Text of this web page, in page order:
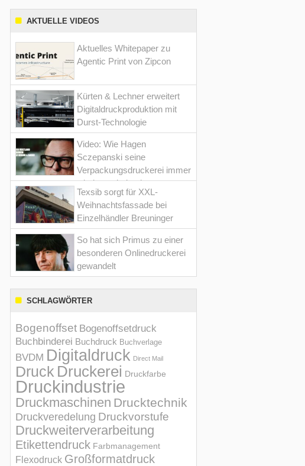
AKTUELLE VIDEOS
Aktuelles Whitepaper zu
Agentic Print von Zipcon
Kürten & Lechner erweitert
Digitaldruckproduktion mit
Durst-Technologie
Video: Wie Hagen
Sczepanski seine
Verpackungsdruckerei immer
wieder optimiert hat
Texsib sorgt für XXL-
Weihnachtsfassade bei
Einzelhändler Breuninger
So hat sich Primus zu einer
besonderen Onlinedruckerei
gewandelt
SCHLAGWÖRTER
Bogenoffset Bogenoffsetdruck
Buchbinderei Buchdruck Buchverlage
BVDM Digitaldruck Direct Mail
Druck Druckerei Druckfarbe
Druckindustrie
Druckmaschinen Drucktechnik
Druckveredelung Druckvorstufe
Druckweiterverarbeitung
Etikettendruck Farbmanagement
Flexodruck Großformatdruck